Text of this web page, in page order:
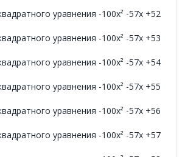
уравнения -100x² -57x +52
уравнения -100x² -57x +53
уравнения -100x² -57x +54
уравнения -100x² -57x +55
уравнения -100x² -57x +56
уравнения -100x² -57x +57